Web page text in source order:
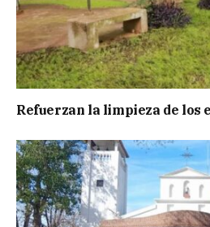
Refuerzan la limpieza de los